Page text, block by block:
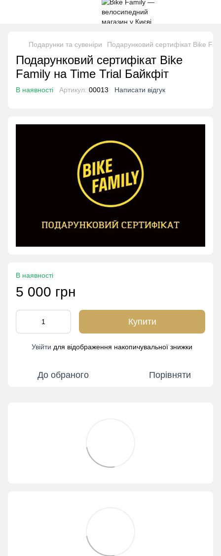
Подарунки та сувеніри Подарунковий сертифікат Bike
Подарунковий сертифікат Bike
Family на Time Trial Байкфіт
В наявності Артикул: 00013 Написати відгук
В наявності
5 000 грн
Купити
Увійти для відображення накопичувальної знижки
До обраного Порівняти